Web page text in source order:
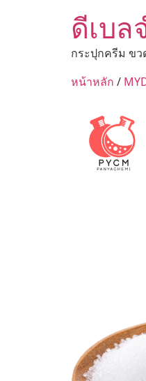
ดีเบล
กระปุกครีม ขว
หน้าหลัก /